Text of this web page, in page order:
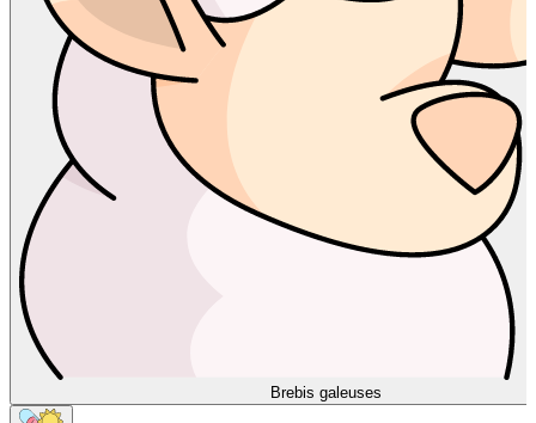
Brebis galeuses